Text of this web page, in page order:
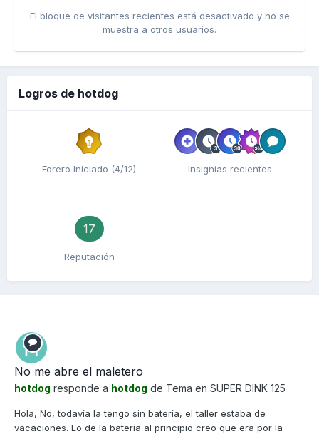
El bloque de visitantes recientes está desactivado y no se
muestra a otros usuarios.
Logros de hotdog
Forero Iniciado (4/12) Insignias recientes
17
Reputación
No me abre el maletero
hotdog responde a hotdog de Tema en SUPER DINK 125
Hola, No, todavía la tengo sin batería, el taller estaba de
vacaciones. Lo de la batería al principio creo que era por la